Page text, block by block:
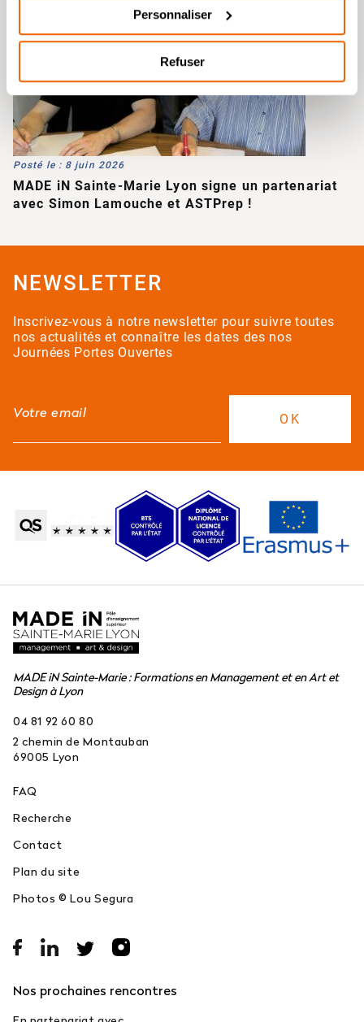
Personnaliser
Refuser
Posté le : 8 juin 2026
MADE iN Sainte-Marie Lyon signe un partenariat
avec Simon Lamouche et ASTPrep !
NEWSLETTER
Inscrivez-vous à notre newsletter pour suivre toutes
nos actualités et connaître les dates des nos
Journées Portes Ouvertes
MADE iN Sainte-Marie : Formations en Management et en Art et
Design à Lyon
04 81 92 60 80
2 chemin de Montauban
69005 Lyon
FAQ
Recherche
Contact
Plan du site
Photos © Lou Segura
Nos prochaines rencontres